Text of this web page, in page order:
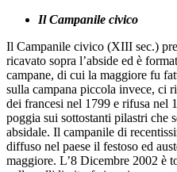
Il Campanile civico
Il Campanile civico (XIII sec.)
ricavato sopra l’abside ed è
campane, di cui la maggiore fu
sulla campana piccola invece, ci
dei francesi nel 1799 e rifusa nel
poggia sui sottostanti pilastri che
absidale. Il campanile di
diffuso nel paese il festoso ed
maggiore. L’8 Dicembre 2002 è